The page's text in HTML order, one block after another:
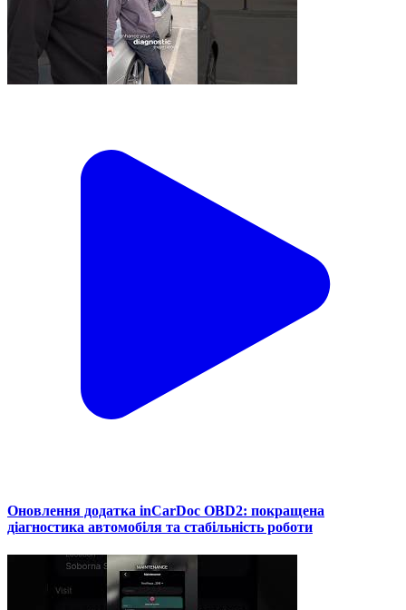
Оновлення додатка inCarDoc OBD2: покращена
діагностика автомобіля та стабільність роботи